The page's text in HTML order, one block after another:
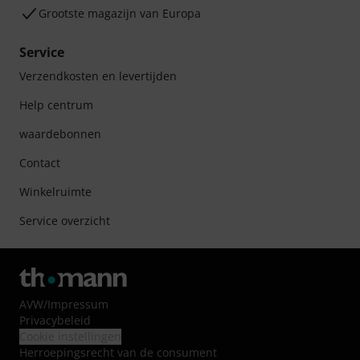
Grootste magazijn van Europa
Service
Verzendkosten en levertijden
Help centrum
waardebonnen
Contact
Winkelruimte
Service overzicht
AVW/Impressum
Privacybeleid
Herroepingsrecht van de consument